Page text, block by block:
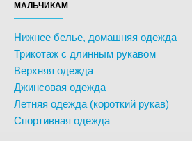
МАЛЬЧИКАМ
Нижнее белье, домашняя одежда
Трикотаж с длинным рукавом
Верхняя одежда
Джинсовая одежда
Летняя одежда (короткий рукав)
Спортивная одежда